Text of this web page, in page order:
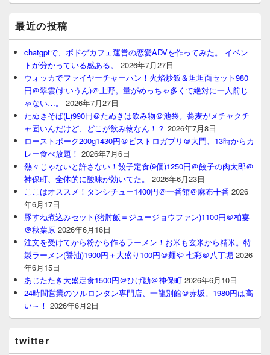
最近の投稿
chatgptで、ボドゲカフェ運営の恋愛ADVを作ってみた。 イベン
トが分かっている感ある。
2026年7月27日
ウォッカでファイヤーチャーハン！火焰炒飯＆坦坦面セット980
円＠翠雲(すいうん)＠上野。量がめっちゃ多くて絶対に一人前じ
ゃない…。
2026年7月27日
たぬきそば(L)990円＠たぬきは飲み物＠池袋。蕎麦がメチャクチ
ャ固いんだけど、どこが飲み物なん！？ 2026年7月8日
ローストポーク200g1430円＠ビストロガブリ＠大門、13時からカ
レー食べ放題！ 2026年7月6日
熱々じゃないと許さない！餃子定食(9個)1250円＠餃子の肉太郎＠
神保町、全体的に酸味が効いてた。
2026年6月23日
ここはオススメ！タンシチュー1400円＠一番館＠麻布十番 2026
年6月17日
豚すね煮込みセット(猪肘飯＝ジュージョウファン)1100円＠柏宴
＠秋葉原 2026年6月16日
注文を受けてから粉から作るラーメン！お米も玄米から精米。特
製ラーメン(醤油)1900円＋大盛り100円＠麺や 七彩＠八丁堀 2026
年6月15日
あじたたき大盛定食1500円＠ひげ勘＠神保町 2026年6月10日
24時間営業のソルロンタン専門店、一龍別館＠赤坂。1980円は高
い～！ 2026年6月2日
twitter